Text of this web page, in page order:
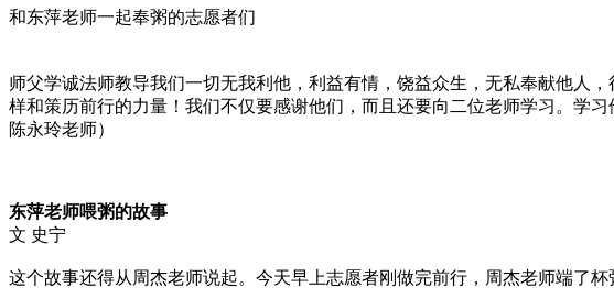
和东萍老师一起奉粥的志愿者们
师父学诚法师教导我们一切无我利他，利益有情，饶益众生，无私奉献他人
样和策历前行的力量！我们不仅要感谢他们，而且还要向二位老师学习。学
陈永玲老师）
东萍老师喂粥的故事
文 史宁
这个故事还得从周杰老师说起。今天早上志愿者刚做完前行，周杰老师端了